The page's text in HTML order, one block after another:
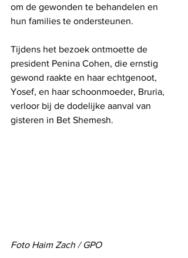
om de gewonden te behandelen en
hun families te ondersteunen.
Tijdens het bezoek ontmoette de
president Penina Cohen, die ernstig
gewond raakte en haar echtgenoot,
Yosef, en haar schoonmoeder, Bruria,
verloor bij de dodelijke aanval van
gisteren in Bet Shemesh.
Foto Haim Zach / GPO